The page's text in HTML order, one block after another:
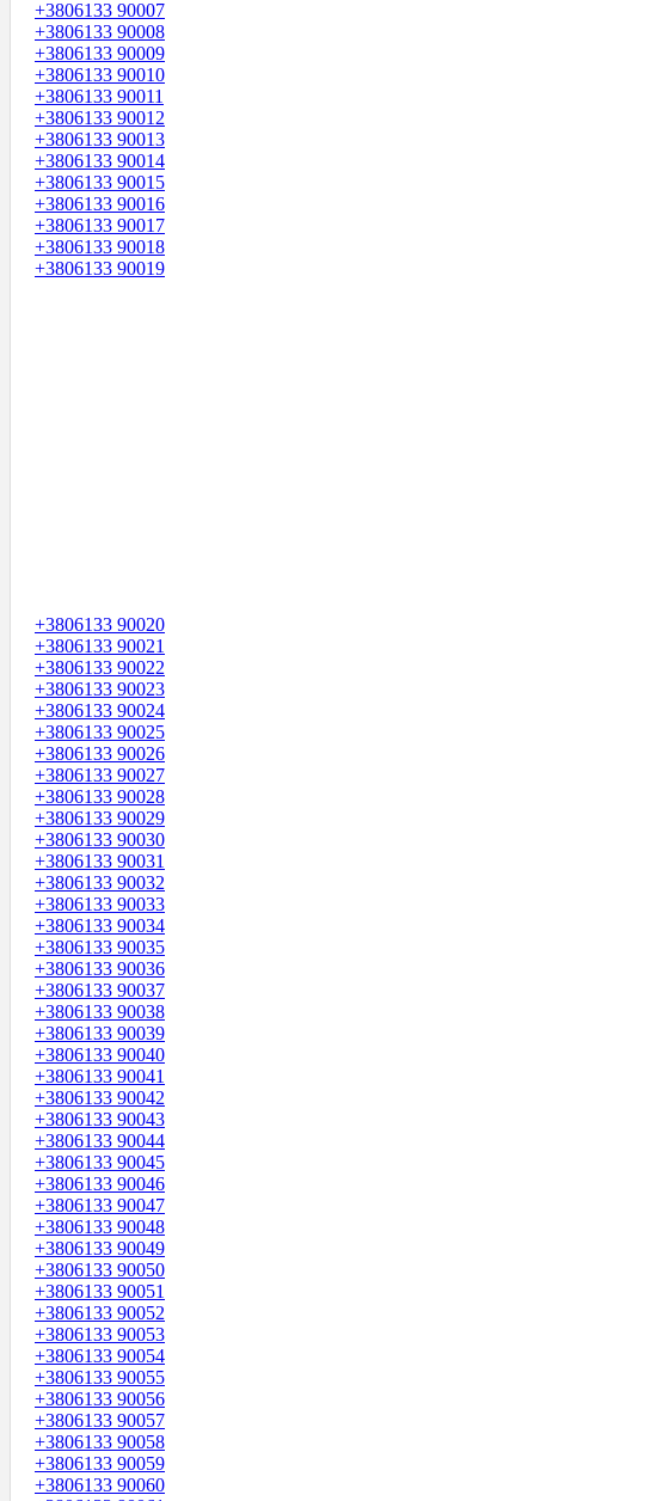
+3806133 90007
+3806133 90008
+3806133 90009
+3806133 90010
+3806133 90011
+3806133 90012
+3806133 90013
+3806133 90014
+3806133 90015
+3806133 90016
+3806133 90017
+3806133 90018
+3806133 90019
+3806133 90020
+3806133 90021
+3806133 90022
+3806133 90023
+3806133 90024
+3806133 90025
+3806133 90026
+3806133 90027
+3806133 90028
+3806133 90029
+3806133 90030
+3806133 90031
+3806133 90032
+3806133 90033
+3806133 90034
+3806133 90035
+3806133 90036
+3806133 90037
+3806133 90038
+3806133 90039
+3806133 90040
+3806133 90041
+3806133 90042
+3806133 90043
+3806133 90044
+3806133 90045
+3806133 90046
+3806133 90047
+3806133 90048
+3806133 90049
+3806133 90050
+3806133 90051
+3806133 90052
+3806133 90053
+3806133 90054
+3806133 90055
+3806133 90056
+3806133 90057
+3806133 90058
+3806133 90059
+3806133 90060